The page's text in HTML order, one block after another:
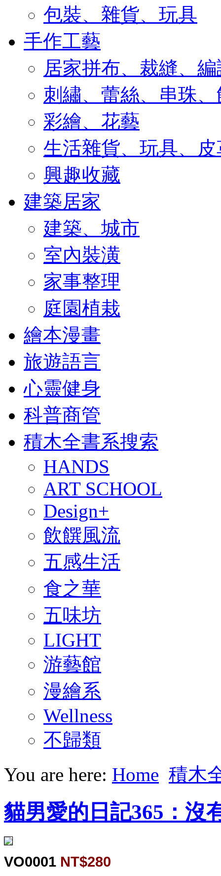
包裝、雜貨、玩具
手作工藝
居家拼布、裁縫、
刺繡、蕾絲、串珠
彩繪、花藝
生活雜貨、玩具、皮
興趣收藏
建築居家
建築、城市
室內裝潢
家事整理
庭園植栽
繪本漫畫
旅遊語言
心靈健身
科普商管
積木全書系搜索
HANDS
ART SCHOOL
Design+
飲饌風流
五感生活
食之華
五味坊
LIGHT
游藝館
漫繪系
Wellness
不歸類
You are here: Home 積木
貓男愛的日記365：沒
VO0001 NT$280